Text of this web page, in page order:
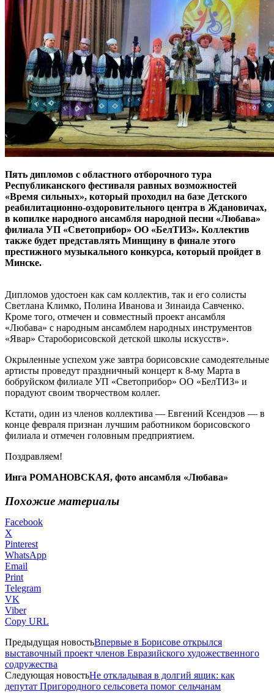
Пять дипломов с областного отборочного тура
Республиканского фестиваля равных возможностей
«Время сильных», который проходил на базе Детского
реабилитационно-оздоровительного центра в Ждановичах,
в копилке народного ансамбля народной песни «Любава»
филиала УП «Светоприбор» ОО «БелТИЗ». Коллектив
также будет представлять Минщину в финале этого
престижного музыкального конкурса, который пройдет в
Минске.
Дипломов удостоен как сам коллектив, так и его солисты
Светлана Климко, Полина Иванова и Зинаида Савченко.
Кроме того, отмечен и совместный проект ансамбля
«Любава» с народным ансамблем народных инструментов
«Явар» Староборисовской детской школы искусств».
Окрыленные успехом уже завтра борисовские самодеятельные
артисты проведут праздничный концерт к 8-му Марта в
бобруйском филиале УП «Светоприбор» ОО «БелТИЗ» и
порадуют своим творчеством коллег.
Кстати, один из членов коллектива — Евгений Ксендзов — в
конце февраля признан лучшим работником борисовского
филиала и отмечен головным предприятием.
Поздравляем!
Инга РОМАНОВСКАЯ, фото ансамбля «Любава»
Похожие материалы
Facebook
X
Pinterest
WhatsApp
Email
Print
Telegram
VK
Viber
Copy URL
Предыдущая новостьВпервые в Борисове открылся
выставочный проект членов Евразийского художественного
содружества
Следующая новостьНе откладывая в долгий ящик: как
депутат Пригородного сельсовета помог сельчанам